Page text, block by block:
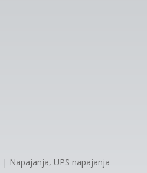
| Napajanja, UPS napajanja